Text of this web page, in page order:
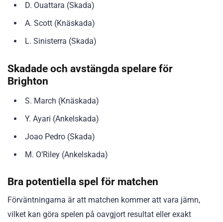
D. Ouattara (Skada)
A. Scott (Knäskada)
L. Sinisterra (Skada)
Skadade och avstängda spelare för
Brighton
S. March (Knäskada)
Y. Ayari (Ankelskada)
Joao Pedro (Skada)
M. O’Riley (Ankelskada)
Bra potentiella spel för matchen
Förväntningarna är att matchen kommer att vara jämn,
vilket kan göra spelen på oavgjort resultat eller exakt